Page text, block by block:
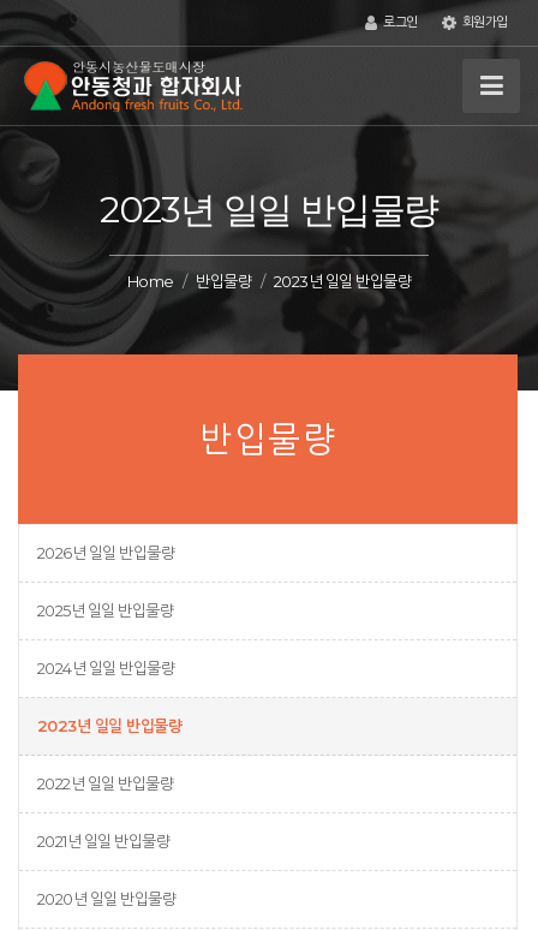
로그인 회원가입
2023년 일일 반입물량
Home 반입물량 2023년 일일 반입물량
반입물량
2026년 일일 반입물량
2025년 일일 반입물량
2024년 일일 반입물량
2023년 일일 반입물량
2022년 일일 반입물량
2021년 일일 반입물량
2020년 일일 반입물량